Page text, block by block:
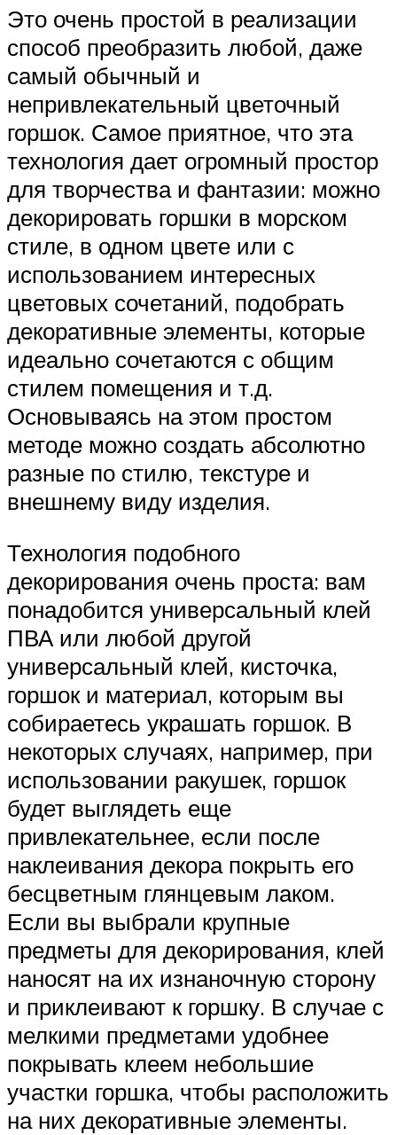
Это очень простой в реализации
способ преобразить любой, даже
самый обычный и
непривлекательный цветочный
горшок. Самое приятное, что эта
технология дает огромный простор
для творчества и фантазии: можно
декорировать горшки в морском
стиле, в одном цвете или с
использованием интересных
цветовых сочетаний, подобрать
декоративные элементы, которые
идеально сочетаются с общим
стилем помещения и т.д.
Основываясь на этом простом
методе можно создать абсолютно
разные по стилю, текстуре и
внешнему виду изделия.
Технология подобного
декорирования очень проста: вам
понадобится универсальный клей
ПВА или любой другой
универсальный клей, кисточка,
горшок и материал, которым вы
собираетесь украшать горшок. В
некоторых случаях, например, при
использовании ракушек, горшок
будет выглядеть еще
привлекательнее, если после
наклеивания декора покрыть его
бесцветным глянцевым лаком.
Если вы выбрали крупные
предметы для декорирования, клей
наносят на их изнаночную сторону
и приклеивают к горшку. В случае с
мелкими предметами удобнее
покрывать клеем небольшие
участки горшка, чтобы расположить
на них декоративные элементы.